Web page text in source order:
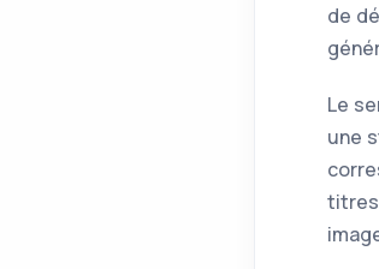
de
Le
une
titres